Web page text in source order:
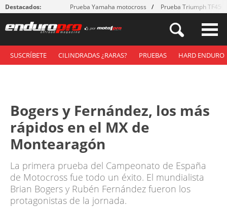
Destacados: Prueba Yamaha motocross Prueba Triumph
SUSCRÍBETE CILINDRADAS ¿RARAS? PRUEBAS HARD ENDURO
Bogers y Fernández, los más
rápidos en el MX de
Montearagón
La primera prueba del Campeonato de España
de Motocross fue todo un éxito. El mundialista
Brian Bogers y Rubén Fernández fueron los
protagonistas de la jornada.